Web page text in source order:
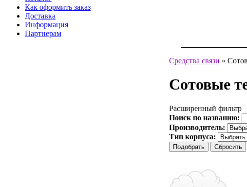
Как оформить заказ
Доставка
Информация
Партнерам
Средства связи »
Сотовые
Расширенный фильтр
Поиск по названию:
Производитель:
Тип корпуса: